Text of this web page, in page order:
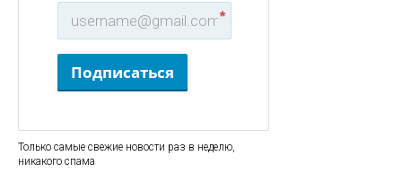
*
Подписаться
Только самые свежие новости раз в неделю,
никакого спама